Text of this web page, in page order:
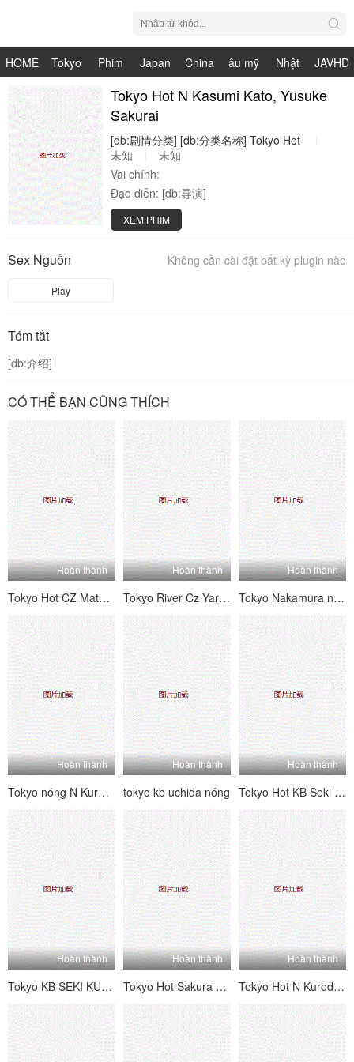
HOME
Tokyo
Hot
Phim
Nhật
Bản
Japan
HDV
China
live
âu mỹ
Nhật
Bản
JAVHD
Tokyo Hot N Kasumi Kato, Yusuke
Sakurai
[db:剧情分类] [db:分类名称] Tokyo Hot
未知
未知
Vai chính:
Đạo diễn: [db:导演]
XEM PHIM
Không cần cài đặt bất kỳ plugin nào
Sex Nguồn
Play
Tóm tắt
[db:介绍]
CÓ THỂ BẠN CŨNG THÍCH
Hoàn thành
Tokyo Hot CZ Matsui Megumi
Hoàn thành
Tokyo River Cz Yari nóng bỏng cho Temple of Mengu Harami Aya
Hoàn thành
Tokyo Nakamura nóng
Hoàn thành
Tokyo nóng N Kuroda Mizuho Daman Daisuke Bangkan [Phần 1]
Hoàn thành
tokyo kb uchida nóng
Hoàn thành
Tokyo Hot KB Seki Sabi
Hoàn thành
Tokyo KB SEKI KUKO Đội Kimura.
Hoàn thành
Tokyo Hot Sakura Hira
Hoàn thành
Tokyo Hot N Kuroda Mizuho Daman Cộng tác phụ nữ 凌 編 編